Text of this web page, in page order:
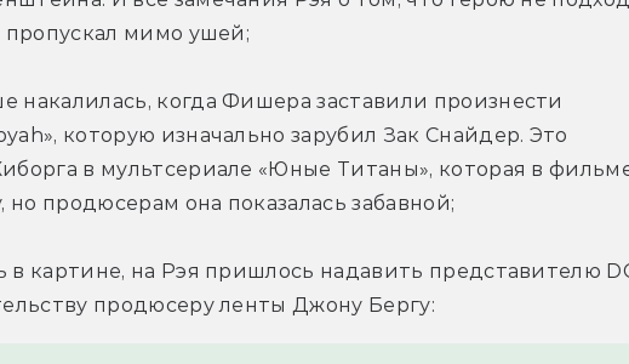
пропускал мимо ушей;
накалилась, когда Фишера заставили произнести
которую изначально зарубил Зак Снайдер. Это
в мультсериале «Юные Титаны», которая в
но продюсерам она показалась забавной;
в картине, на Рэя пришлось надавить представителю
продюсеру ленты Джону Бергу: